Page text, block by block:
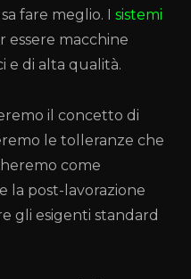
fare meglio. I sistemi
essere macchine
e di alta qualità.
il concetto di
le tolleranze che
come
la post-lavorazione
gli esigenti standard